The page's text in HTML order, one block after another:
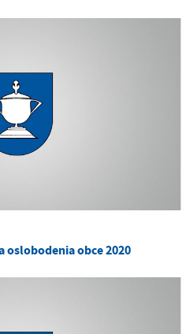
oslobodenia obce 2020